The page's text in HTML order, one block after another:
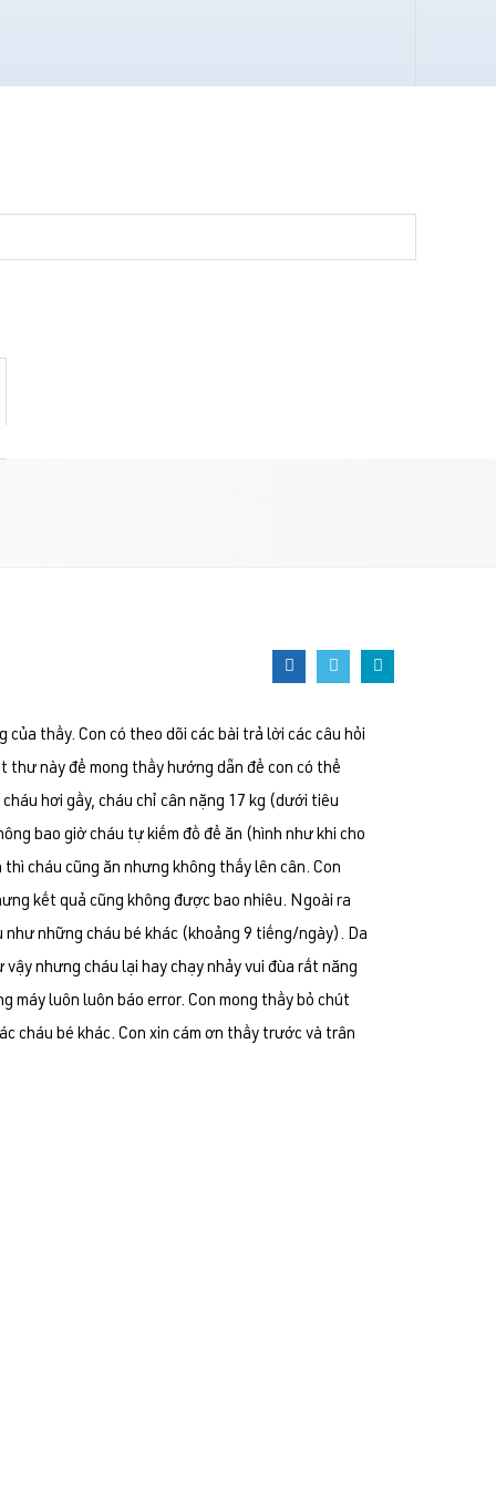
thầy. Con có theo dõi các bài trả lời các câu hỏi
thư này để mong thầy hướng dẫn để con có thể
hơi gầy, cháu chỉ cân nặng 17 kg (dưới tiêu
bao giờ cháu tự kiếm đồ để ăn (hình như khi cho
cháu cũng ăn nhưng không thấy lên cân. Con
kết quả cũng không được bao nhiêu. Ngoài ra
như những cháu bé khác (khoảng 9 tiếng/ngày). Da
nhưng cháu lại hay chạy nhảy vui đùa rất năng
máy luôn luôn báo error. Con mong thầy bỏ chút
cháu bé khác. Con xin cám ơn thầy trước và trân